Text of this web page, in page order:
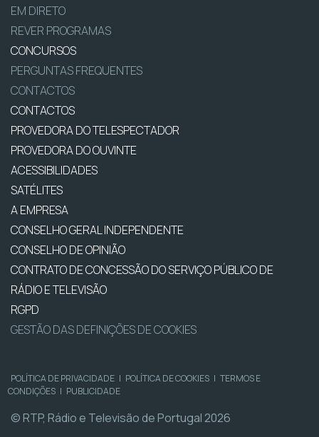
EM DIRETO
REVER PROGRAMAS
CONCURSOS
PERGUNTAS FREQUENTES
CONTACTOS
CONTACTOS
PROVEDORA DO TELESPECTADOR
PROVEDORA DO OUVINTE
ACESSIBILIDADES
SATÉLITES
A EMPRESA
CONSELHO GERAL INDEPENDENTE
CONSELHO DE OPINIÃO
CONTRATO DE CONCESSÃO DO SERVIÇO PÚBLICO DE
RÁDIO E TELEVISÃO
RGPD
GESTÃO DAS DEFINIÇÕES DE COOKIES
POLÍTICA DE PRIVACIDADE | POLÍTICA DE COOKIES | TERMOS E
CONDIÇÕES | PUBLICIDADE
© RTP, Rádio e Televisão de Portugal 2026